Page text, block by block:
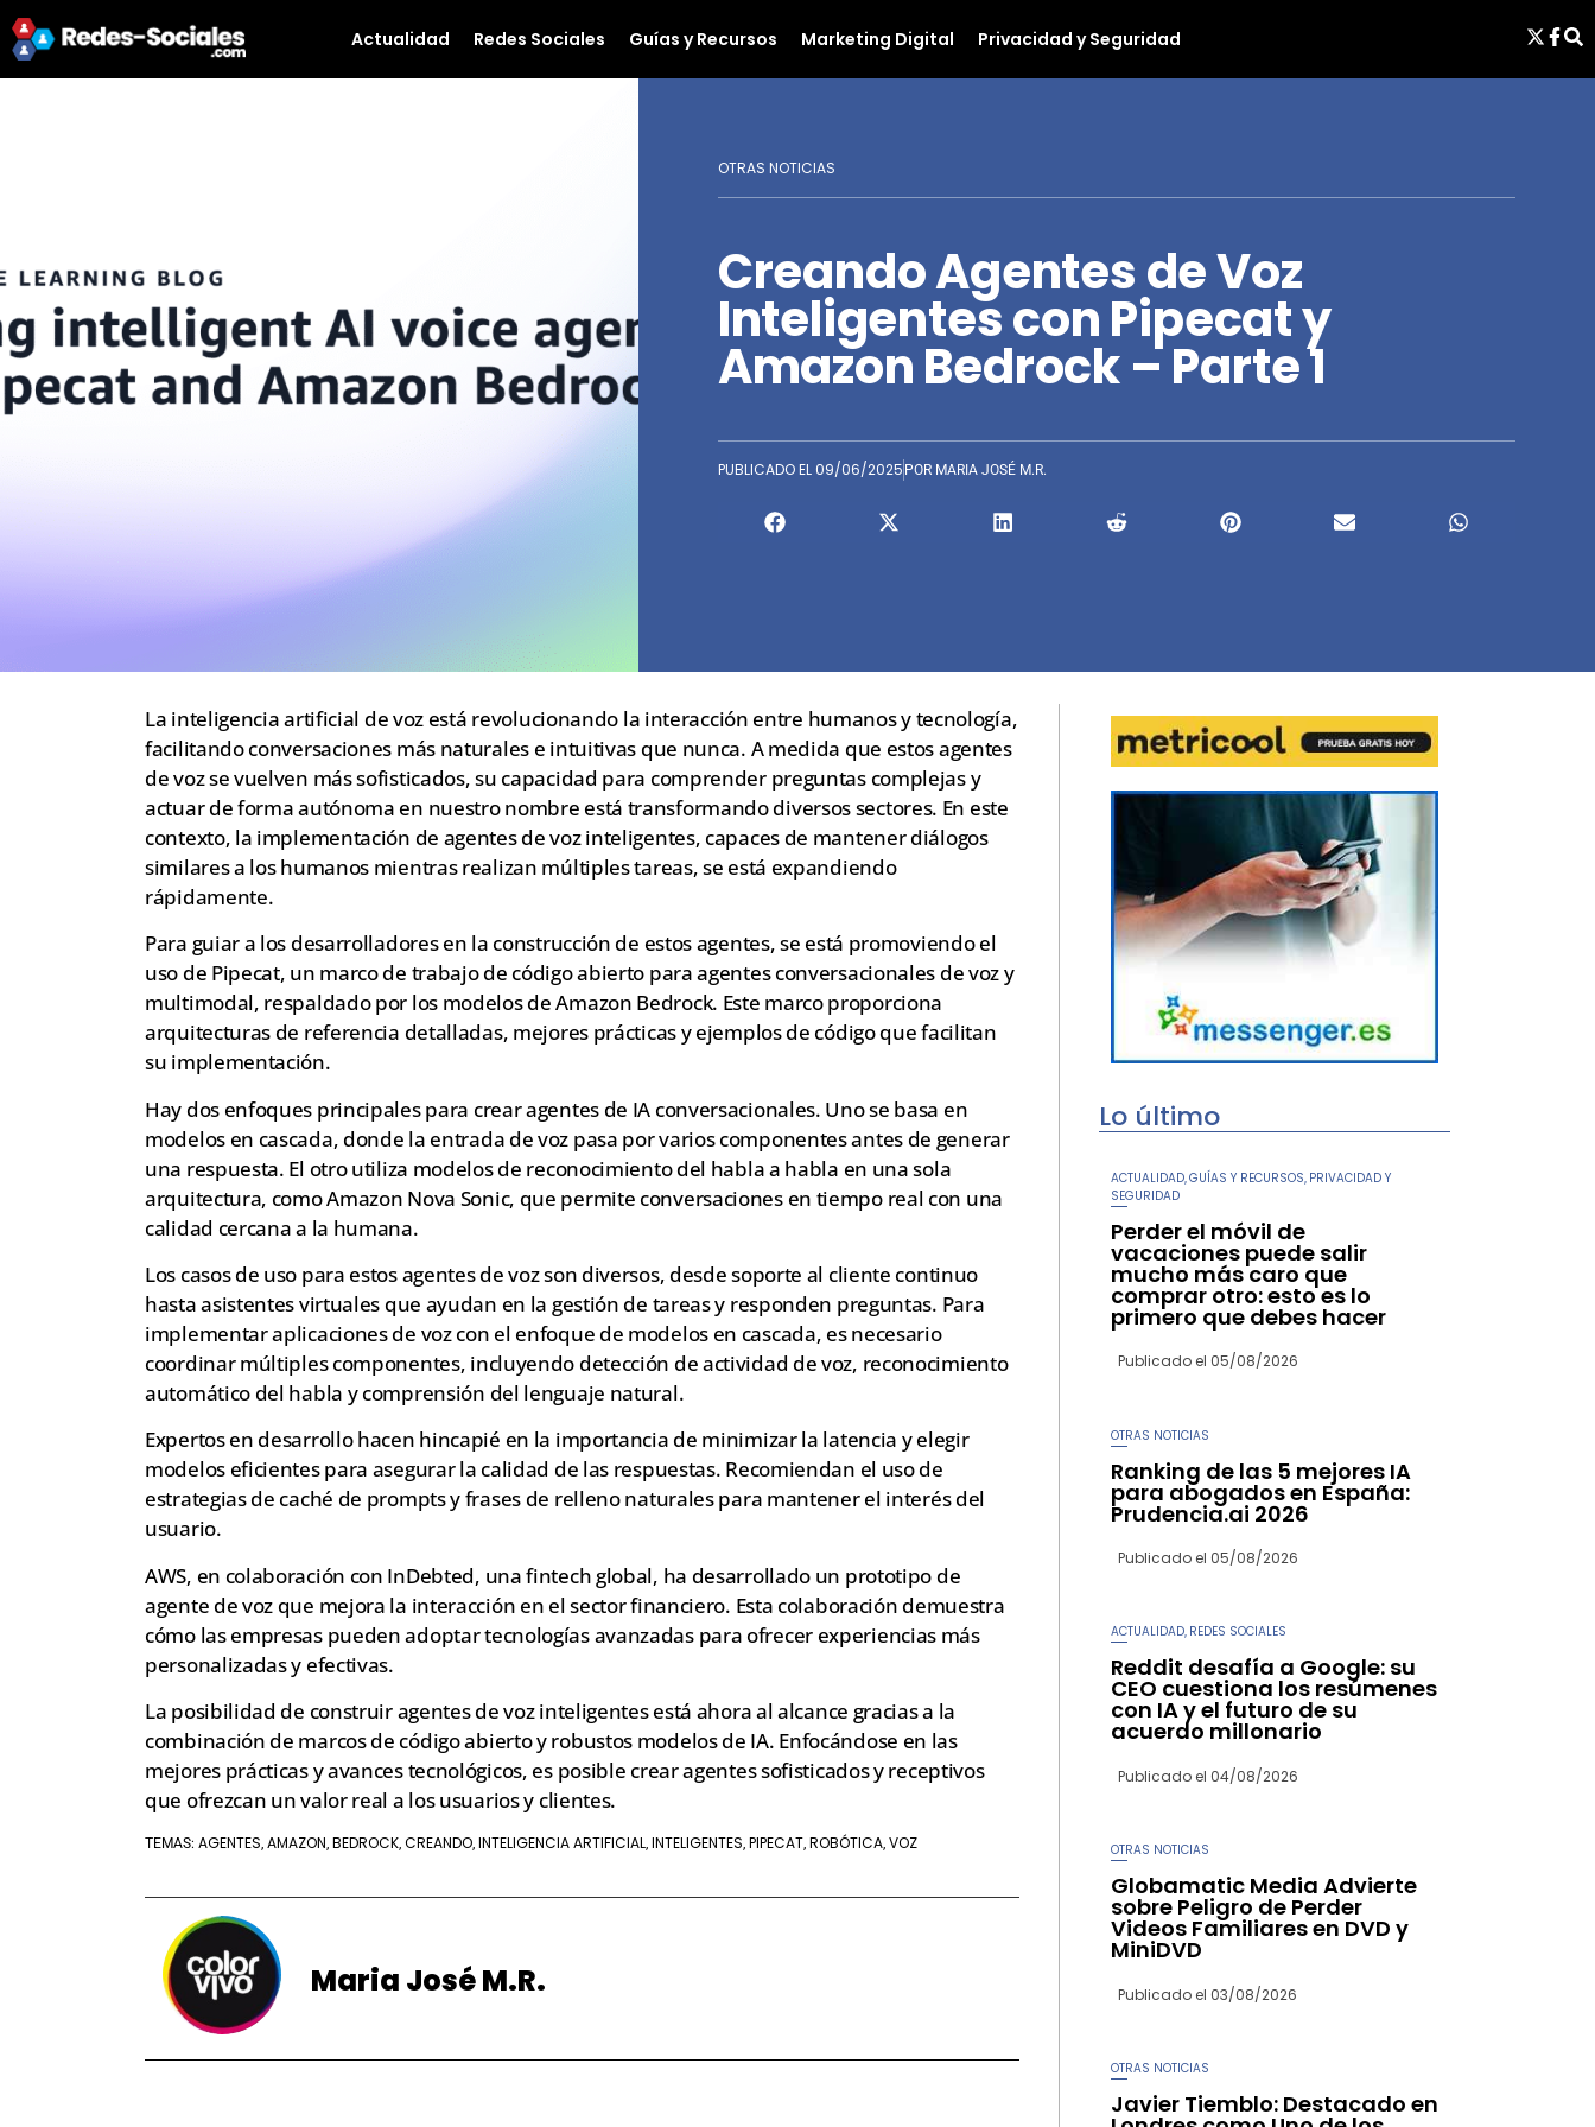
Actualidad Redes Sociales Guías y Recursos Marketing Digital Privacidad y Seguridad
OTRAS NOTICIAS
Creando Agentes de Voz
Inteligentes con Pipecat y
Amazon Bedrock – Parte 1
PUBLICADO EL 09/06/2025 POR MARIA JOSÉ M.R.
La inteligencia artificial de voz está revolucionando la interacción entre humanos y tecnología,
facilitando conversaciones más naturales e intuitivas que nunca. A medida que estos agentes
de voz se vuelven más sofisticados, su capacidad para comprender preguntas complejas y
actuar de forma autónoma en nuestro nombre está transformando diversos sectores. En este
contexto, la implementación de agentes de voz inteligentes, capaces de mantener diálogos
similares a los humanos mientras realizan múltiples tareas, se está expandiendo
rápidamente.
Para guiar a los desarrolladores en la construcción de estos agentes, se está promoviendo el
uso de Pipecat, un marco de trabajo de código abierto para agentes conversacionales de voz y
multimodal, respaldado por los modelos de Amazon Bedrock. Este marco proporciona
arquitecturas de referencia detalladas, mejores prácticas y ejemplos de código que facilitan
su implementación.
Hay dos enfoques principales para crear agentes de IA conversacionales. Uno se basa en
modelos en cascada, donde la entrada de voz pasa por varios componentes antes de generar
una respuesta. El otro utiliza modelos de reconocimiento del habla a habla en una sola
arquitectura, como Amazon Nova Sonic, que permite conversaciones en tiempo real con una
calidad cercana a la humana.
Los casos de uso para estos agentes de voz son diversos, desde soporte al cliente continuo
hasta asistentes virtuales que ayudan en la gestión de tareas y responden preguntas. Para
implementar aplicaciones de voz con el enfoque de modelos en cascada, es necesario
coordinar múltiples componentes, incluyendo detección de actividad de voz, reconocimiento
automático del habla y comprensión del lenguaje natural.
Expertos en desarrollo hacen hincapié en la importancia de minimizar la latencia y elegir
modelos eficientes para asegurar la calidad de las respuestas. Recomiendan el uso de
estrategias de caché de prompts y frases de relleno naturales para mantener el interés del
usuario.
AWS, en colaboración con InDebted, una fintech global, ha desarrollado un prototipo de
agente de voz que mejora la interacción en el sector financiero. Esta colaboración demuestra
cómo las empresas pueden adoptar tecnologías avanzadas para ofrecer experiencias más
personalizadas y efectivas.
La posibilidad de construir agentes de voz inteligentes está ahora al alcance gracias a la
combinación de marcos de código abierto y robustos modelos de IA. Enfocándose en las
mejores prácticas y avances tecnológicos, es posible crear agentes sofisticados y receptivos
que ofrezcan un valor real a los usuarios y clientes.
TEMAS: AGENTES AMAZON BEDROCK CREANDO INTELIGENCIA ARTIFICIAL INTELIGENTES PIPECAT ROBÓTICA VOZ
Maria José M.R.
Lo último
ACTUALIDAD GUÍAS Y RECURSOS PRIVACIDAD Y
SEGURIDAD
Perder el móvil de
vacaciones puede salir
mucho más caro que
comprar otro: esto es lo
primero que debes hacer
Publicado el 05/08/2026
OTRAS NOTICIAS
Ranking de las 5 mejores IA
para abogados en España:
Prudencia.ai 2026
Publicado el 05/08/2026
ACTUALIDAD, REDES SOCIALES
Reddit desafía a Google: su
CEO cuestiona los resúmenes
con IA y el futuro de su
acuerdo millonario
Publicado el 04/08/2026
OTRAS NOTICIAS
Globamatic Media Advierte
sobre Peligro de Perder
Videos Familiares en DVD y
MiniDVD
Publicado el 03/08/2026
OTRAS NOTICIAS
Javier Tiemblo: Destacado en